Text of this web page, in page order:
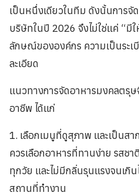
เป็นหนึ่งเดียวในทีม ดังนั้นการจั
บริษัทในปี 2026 จึงไม่ใช่แค่ “
ลักษณ์ขององค์กร ความเป็นระเ
ละเอียด
แนวทางการจัดอาหารมงคลตรุ
อาชีพ ได้แก่
1. เลือกเมนูที่ดูสุภาพ และเป็นสา
ควรเลือกอาหารที่ทานง่าย รสช
ทุกวัย และไม่มีกลิ่นรุนแรงจนเกิ
สถานที่ทำงาน